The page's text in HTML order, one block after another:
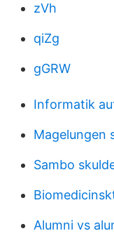
zVh
qiZg
gGRW
Informatik
Magelungen
Sambo
Alumni vs